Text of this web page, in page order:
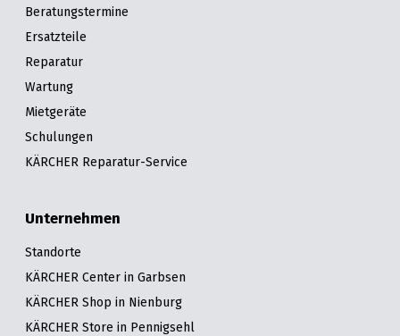
Beratungstermine
Ersatzteile
Reparatur
Wartung
Mietgeräte
Schulungen
KÄRCHER Reparatur-Service
Unternehmen
Standorte
KÄRCHER Center in Garbsen
KÄRCHER Shop in Nienburg
KÄRCHER Store in Pennigsehl